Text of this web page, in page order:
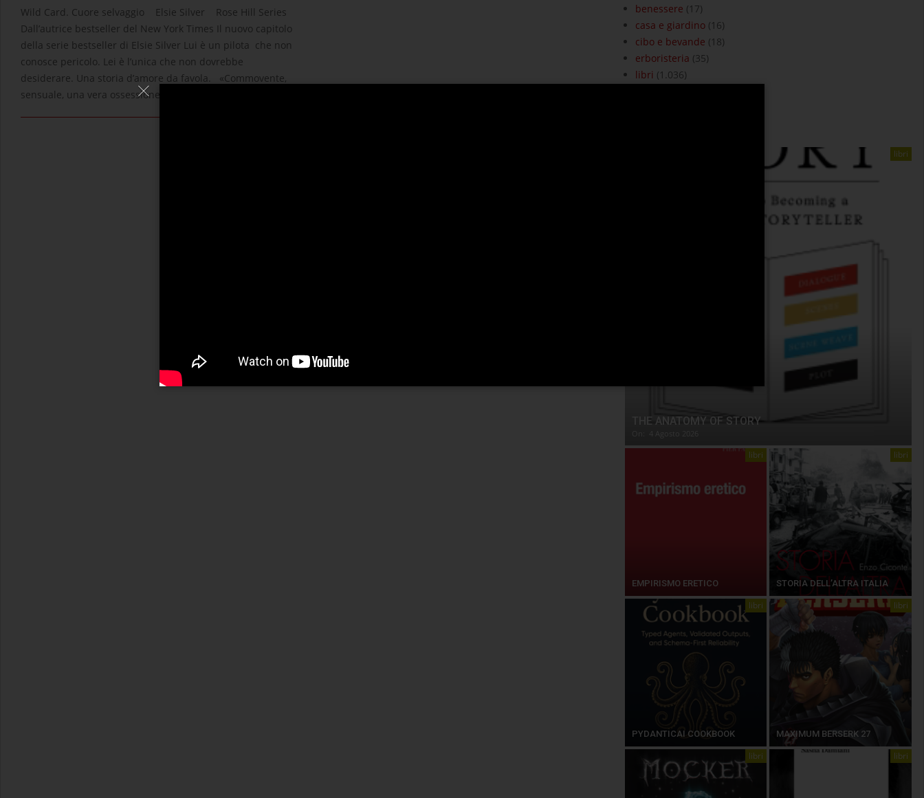
10-
02
Wild Card. Cuore selvaggio Elsie Silver Rose Hill Series
Dall’autrice bestseller del New York Times Il nuovo capitolo
della serie bestseller di Elsie Silver Lui è un pilota che non
conosce pericolo. Lei è l’unica che non dovrebbe
desiderare. Una storia d’amore da favola. «Commovente,
sensuale, una vera ossessione.»
benessere (17)
casa e giardino(16)
cibo e bevande (18)
erboristeria (35)
libri (1.036)
libri
THE ANATOMY OF STORY
libri
EMPIRISMO ERETICO
libri
STORIA DELL’ALTRA ITALIA
libri
PYDANTICAI COOKBOOK
libri
MAXIMUM BERSERK 27
libri libri